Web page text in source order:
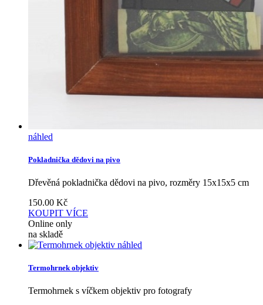
náhled
Pokladnička dědovi na pivo
Dřevěná pokladnička dědovi na pivo, rozměry 15x15x5 cm
150.00 Kč
KOUPIT VÍCE
Online only
na skladě
náhled
Termohrnek objektiv
Termohrnek s víčkem objektiv pro fotografy